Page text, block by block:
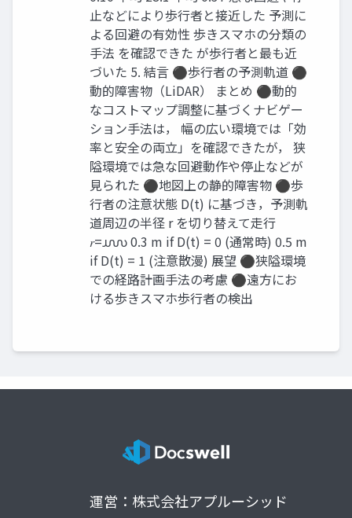
止などにより歩行者と接近した 予測に
よる回避の有効性 歩きスマホの分類の
手法 を確認できた が歩行者と最も近
づいた 5. 結言 ⚫歩行者の予測軌道 ⚫
動的障害物（LiDAR） まとめ ⚫動的
なコストマップ調整に基づくナビゲー
ション手法は， 幅の広い環境では「効
率と安全の両立」を確認できたが， 狭
隘環境では急な回避動作や停止などが
見られた ⚫地図上の静的障害物 ⚫歩
行者の注意状態 D(t) に基づき，予測軌
道周辺の半径 r を切り替えて走行
𝑟=൝ 0.3 m if D(t) = 0 (通常時) 0.5 m
if D(t) = 1 (注意散漫) 展望 ⚫狭隘環境
での経路計画手法の考慮 ⚫遠方にお
ける歩きスマホ歩行者の検出
運営：株式会社アプルーシッド